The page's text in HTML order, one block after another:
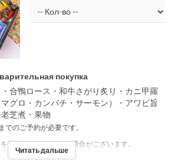
покупка
合鴨ロース・和牛さがり炙り・カニ甲羅
グロ・カンパチ・サーモン）・アワビ旨
芝煮・果物
でのご予約が必要です。
変更させていただく場合がございます。
料』を注文下さい。
Читать дальше